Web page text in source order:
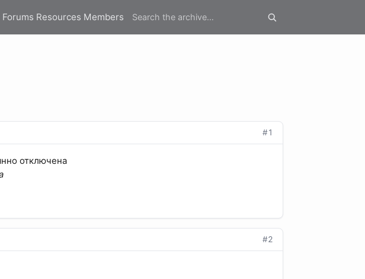
Forums Resources Members
#1
отключена
#2